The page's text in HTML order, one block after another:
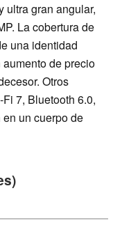
ultra gran angular,
La cobertura de
una identidad
de precio
Otros
7, Bluetooth 6.0,
un cuerpo de